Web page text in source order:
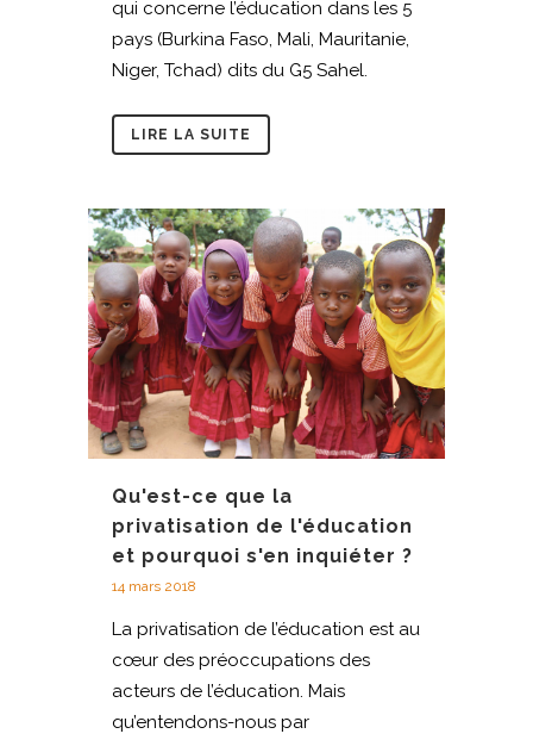
qui concerne l’éducation dans les 5
pays (Burkina Faso, Mali, Mauritanie,
Niger, Tchad) dits du G5 Sahel.
LIRE LA SUITE
Qu'est-ce que la
privatisation de l'éducation
et pourquoi s'en inquiéter ?
14 mars 2018
La privatisation de l’éducation est au
cœur des préoccupations des
acteurs de l’éducation. Mais
qu’entendons-nous par